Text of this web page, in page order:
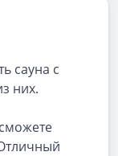
сауна с
них.